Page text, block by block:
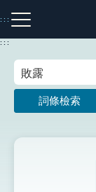
到
主
:::
注音索引圖示
:::
詞條檢索